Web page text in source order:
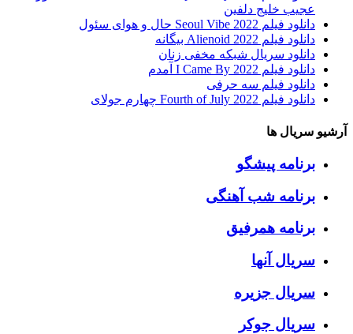
عجیب خلیج دلفین
دانلود فیلم Seoul Vibe 2022 حال و هوای سئول
دانلود فیلم Alienoid 2022 بیگانه
دانلود سریال شبکه مخفی زنان
دانلود فیلم I Came By 2022 آمدم
دانلود فیلم سه حرفی
دانلود فیلم Fourth of July 2022 چهارم جولای
آرشیو سریال ها
برنامه پیشگو
برنامه شب آهنگی
برنامه همرفیق
سریال آنها
سریال جزیره
سریال جوکر